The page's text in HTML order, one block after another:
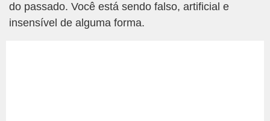
do passado. Você está sendo falso, artificial e
insensível de alguma forma.